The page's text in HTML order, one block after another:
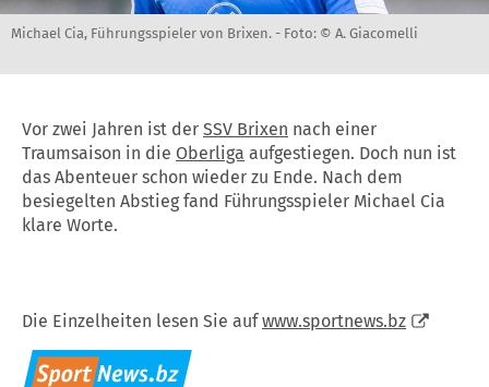
Michael Cia, Führungsspieler von Brixen. - Foto: © A. Giacomelli
Vor zwei Jahren ist der SSV Brixen nach einer
Traumsaison in die Oberliga aufgestiegen. Doch nun ist
das Abenteuer schon wieder zu Ende. Nach dem
besiegelten Abstieg fand Führungsspieler Michael Cia
klare Worte.
Die Einzelheiten lesen Sie aufwww.sportnews.bz